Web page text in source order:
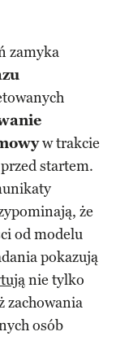
zamyka
w trakcie
startem.
że
od modelu
pokazują
nie tylko
zachowania
osób